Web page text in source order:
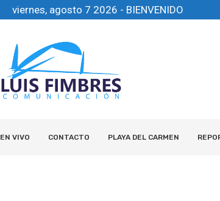
viernes, agosto 7 2026 - BIENVENIDO
EN VIVO CONTACTO PLAYA DEL CARMEN